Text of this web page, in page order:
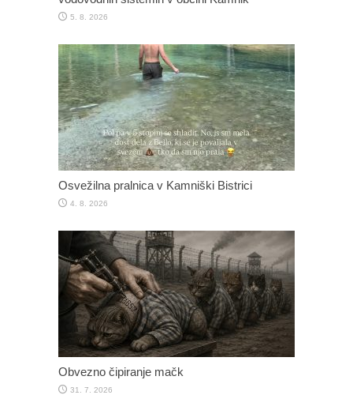
5. 8. 2026
Osvežilna pralnica v Kamniški Bistrici
4. 8. 2026
Obvezno čipiranje mačk
31. 7. 2026